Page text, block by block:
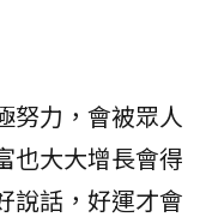
努力，會被眾人
也大大增長會得
說話，好運才會